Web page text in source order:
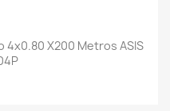
4x0.80 X200 Metros ASIS